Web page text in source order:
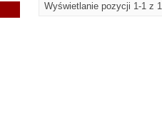
Wyświetlanie pozycji 1-1 z 1